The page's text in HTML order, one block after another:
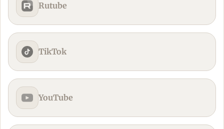
Rutube
TikTok
YouTube